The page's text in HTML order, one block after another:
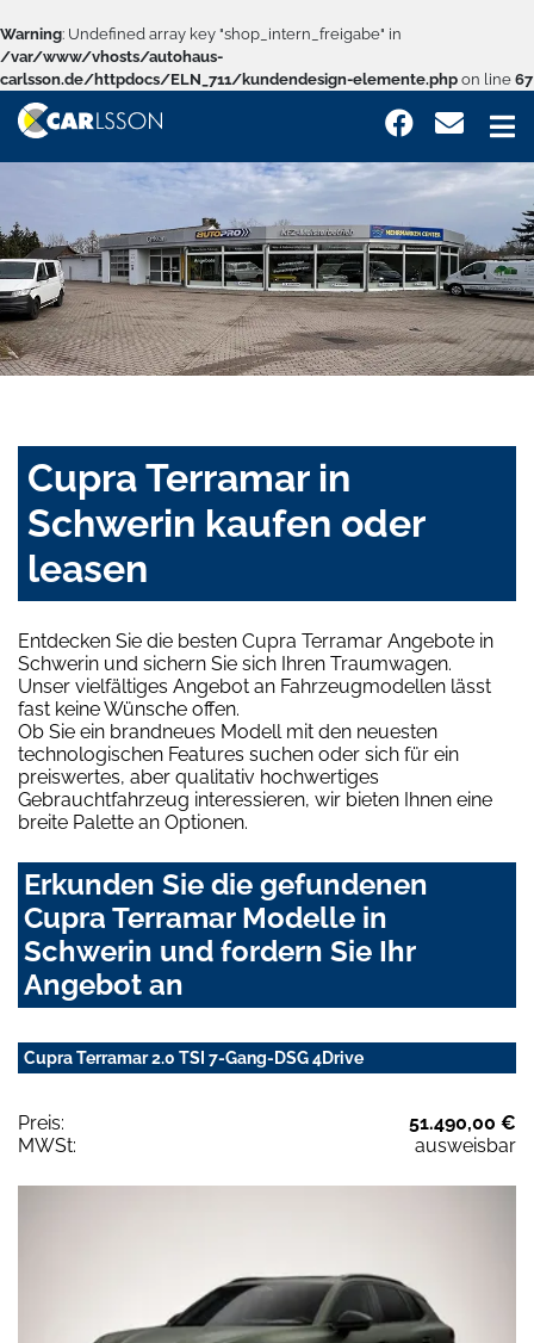
Warning: Undefined array key "shop_intern_freigabe" in
/var/www/vhosts/autohaus-
carlsson.de/httpdocs/ELN_711/kundendesign-elemente.php on line 67
Cupra Terramar in
Schwerin kaufen oder
leasen
Entdecken Sie die besten Cupra Terramar Angebote in
Schwerin und sichern Sie sich Ihren Traumwagen.
Unser vielfältiges Angebot an Fahrzeugmodellen lässt
fast keine Wünsche offen.
Ob Sie ein brandneues Modell mit den neuesten
technologischen Features suchen oder sich für ein
preiswertes, aber qualitativ hochwertiges
Gebrauchtfahrzeug interessieren, wir bieten Ihnen eine
breite Palette an Optionen.
Erkunden Sie die gefundenen
Cupra Terramar Modelle in
Schwerin und fordern Sie Ihr
Angebot an
Cupra Terramar 2.0 TSI 7-Gang-DSG 4Drive
Preis:
51.490,00 €
MWSt:
ausweisbar